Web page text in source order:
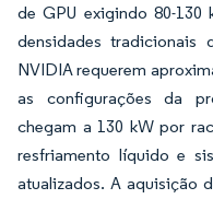
de GPU exigindo 80-
densidades tradicionais
NVIDIA requerem
as configurações da
chegam a 130 kW por
resfriamento líquido e
atualizados. A aquisição